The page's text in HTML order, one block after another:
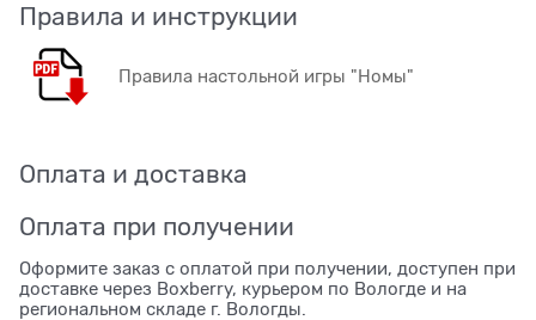
Правила и инструкции
Правила настольной игры "Номы"
Оплата и доставка
Оплата при получении
Оформите заказ с оплатой при получении, доступен при
доставке через Boxberry, курьером по Вологде и на
региональном складе г. Вологды.